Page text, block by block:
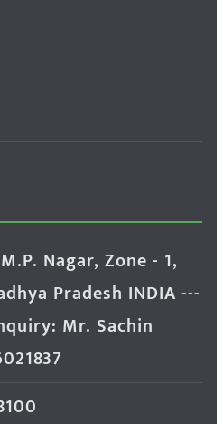
Nagar, Zone - 1,
Pradesh INDIA ---
Mr. Sachin